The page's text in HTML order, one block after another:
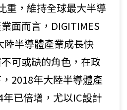
重，維持全球最大半導
面而言，DIGITIMES
陸半導體產業成長快
可或缺的角色，在政
2018年大陸半導體產
已倍增，尤以IC設計